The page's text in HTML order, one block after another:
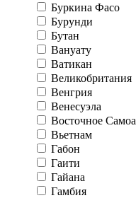
Буркина Фасо
Бурунди
Бутан
Вануату
Ватикан
Великобритания
Венгрия
Венесуэла
Восточное Самоа
Вьетнам
Габон
Гаити
Гайана
Гамбия